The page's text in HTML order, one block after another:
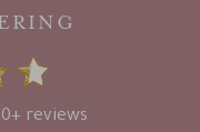
reviews